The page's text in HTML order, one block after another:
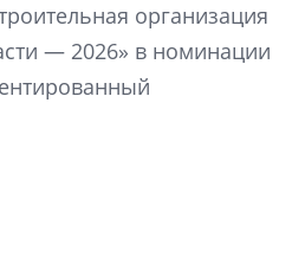
организация
— 2026» в номинации